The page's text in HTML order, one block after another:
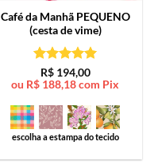
Café da Manhã PEQUENO
(cesta de vime)
Avaliação5
de 5
R$194,00
ou R$ 188,18com Pix
escolha a estampa do tecido